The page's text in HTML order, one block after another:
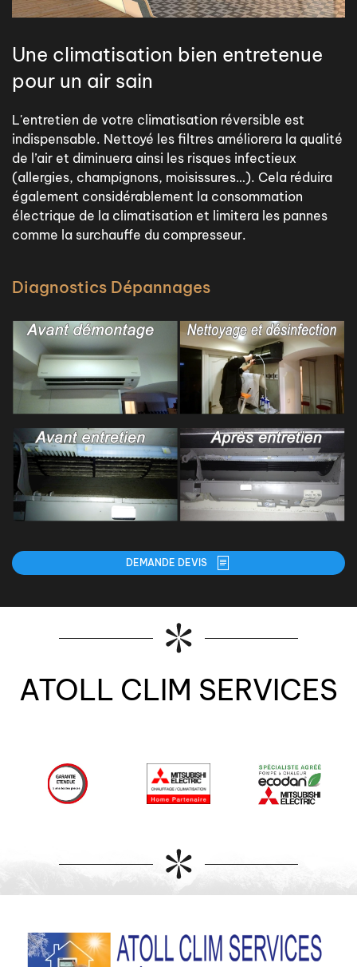
Une climatisation bien entretenue
pour un air sain
L'entretien de votre climatisation réversible est
indispensable. Nettoyé les filtres améliorera la qualité
de l’air et diminuera ainsi les risques infectieux
(allergies, champignons, moisissures…). Cela réduira
également considérablement la consommation
électrique de la climatisation et limitera les pannes
comme la surchauffe du compresseur.
Diagnostics Dépannages
DEMANDE DEVIS
ATOLL CLIM SERVICES